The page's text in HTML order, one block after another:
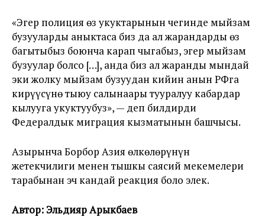
«Эгер полиция өз укуктарынын чегинде мыйзам
бузууларды аныктаса биз да ал жарандарды өз
багытыбыз боюнча карап чыгабыз, эгер мыйзам
бузуулар болсо […], анда биз ал жаранды мындай
эки жолку мыйзам бузуудан кийин анын РФга
кирүүсүнө тыюу салынаары тууралуу кабардар
кылууга укуктуубуз», — деп билдирди
Федералдык миграция кызматынын башчысы.
Азырынча Борбор Азия өлкөлөрүнүн
жетекчилиги менен тышкы саясий мекемелери
тарабынан эч кандай реакция боло элек.
Автор: Эльдияр Арыкбаев